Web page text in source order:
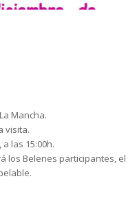
Mancha.
visita.
las 15:00h.
los Belenes participantes, el